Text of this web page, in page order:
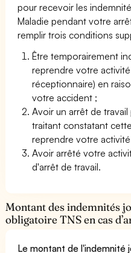
pour recevoir les
Maladie pendant votre
remplir trois conditions
Être temporairement
reprendre votre
réceptionnaire) en
votre accident ;
Avoir un arrêt de
traitant constatant
reprendre votre
Avoir arrêté votre
d'arrêt de travail.
Montant des indemnités
obligatoire TNS en cas
Le montant de l'indemnité